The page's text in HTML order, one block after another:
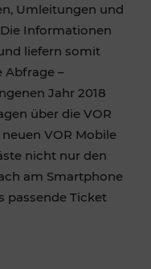
Umleitungen und
Informationen
liefern somit
Abfrage –
Jahr 2018
über die VOR
VOR Mobile
nicht nur den
am Smartphone
passende Ticket